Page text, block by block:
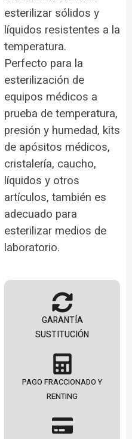
esterilizar sólidos y
líquidos resistentes a la
temperatura.
Perfecto para la
esterilización de
equipos médicos a
prueba de temperatura,
presión y humedad, kits
de apósitos médicos,
cristalería, caucho,
líquidos y otros
artículos, también es
adecuado para
esterilizar medios de
laboratorio.
GARANTÍA
SUSTITUCIÓN
PAGO FRACCIONADO Y
RENTING